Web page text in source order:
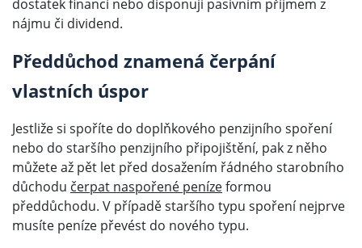
dostatek financí nebo disponují pasivním příjmem z
nájmu či dividend.
Předdůchod znamená čerpání
vlastních úspor
Jestliže si spoříte do doplňkového penzijního spoření
nebo do staršího penzijního připojištění, pak z něho
můžete až pět let před dosažením řádného starobního
důchodu čerpat naspořené penízeformou
předdůchodu. V případě staršího typu spoření nejprve
musíte peníze převést do nového typu.